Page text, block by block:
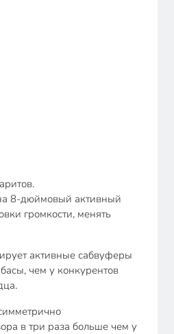
8-дюймовый активный
громкости, менять
активные сабвуферы
чем у конкурентов
в три раза больше чем у